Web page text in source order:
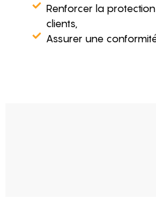
Renforcer la
clients,
Assurer une